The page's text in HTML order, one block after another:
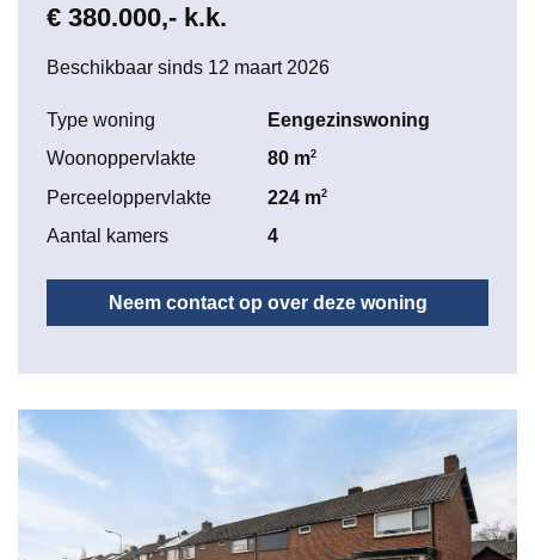
€ 380.000,- k.k.
Beschikbaar sinds 12 maart 2026
Type woning
Eengezinswoning
Woonoppervlakte
80 m2
Perceeloppervlakte 224 m2
Aantal kamers 4
Neem contact op over deze woning